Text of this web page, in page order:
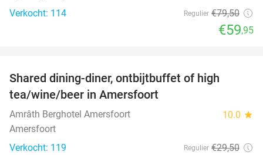
Verkocht: 114
Regulier €79,50
€59,95
Shared dining-diner, ontbijtbuffet of high
tea/wine/beer in Amersfoort
Amrâth Berghotel Amersfoort 10.0 star
Amersfoort
Verkocht: 119
Regulier €29,50